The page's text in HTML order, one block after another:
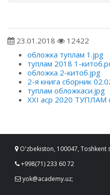
23.01.2018 12422
обложка туплам 1.jpg
туплам 2018 1-
обложка 2-китоб.jpg
2-я книга сборник
туплам обложкаси.jpg
XXI аср 2020 ТУПЛАМ
O'zbekiston, 100047, Toshkent
+998(71) 233 60 72
yok@academy.uz;